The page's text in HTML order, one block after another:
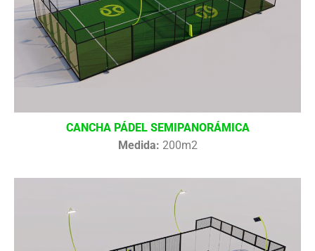
CANCHA PÁDEL SEMIPANORÁMICA
Medida: 200m2